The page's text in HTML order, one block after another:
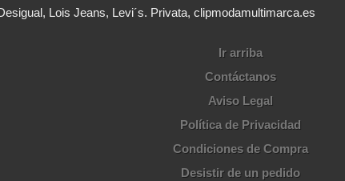
Lois Jeans, Levi´s. Privata, clipmodamultimarca.es
Ir arriba
Contáctanos
Aviso Legal
Política de Privacidad
Condiciones de Compra
Desistir de un pedido